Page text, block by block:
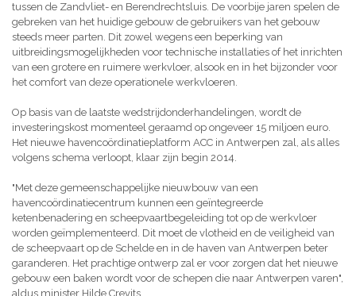
tussen de Zandvliet- en Berendrechtsluis. De voorbije jaren spelen de
gebreken van het huidige gebouw de gebruikers van het gebouw
steeds meer parten. Dit zowel wegens een beperking van
uitbreidingsmogelijkheden voor technische installaties of het inrichten
van een grotere en ruimere werkvloer, alsook en in het bijzonder voor
het comfort van deze operationele werkvloeren.
Op basis van de laatste wedstrijdonderhandelingen, wordt de
investeringskost momenteel geraamd op ongeveer 15 miljoen euro.
Het nieuwe havencoördinatieplatform ACC in Antwerpen zal, als alles
volgens schema verloopt, klaar zijn begin 2014.
"Met deze gemeenschappelijke nieuwbouw van een
havencoördinatiecentrum kunnen een geïntegreerde
ketenbenadering en scheepvaartbegeleiding tot op de werkvloer
worden geïmplementeerd. Dit moet de vlotheid en de veiligheid van
de scheepvaart op de Schelde en in de haven van Antwerpen beter
garanderen. Het prachtige ontwerp zal er voor zorgen dat het nieuwe
gebouw een baken wordt voor de schepen die naar Antwerpen varen",
aldus minister Hilde Crevits.